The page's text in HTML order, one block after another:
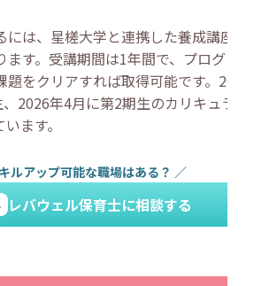
は、星槎大学と連携した養成講座を受
す。受講期間は1年間で、プログラム
をクリアすれば取得可能です。2025
2026年4月に第2期生のカリキュラム
ます。
ルアップ可能な職場はある？ ／
レバウェル保育士に相談する